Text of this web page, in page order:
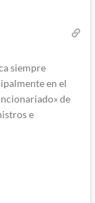
siempre
en el
de
e